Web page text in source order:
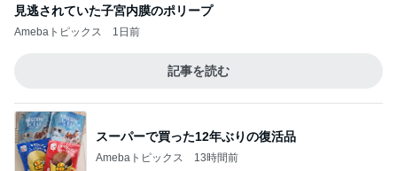
見逃されていた子宮内膜のポリープ
Amebaトピックス 1日前
記事を読む
スーパーで買った12年ぶりの復活品
Amebaトピックス 13時間前